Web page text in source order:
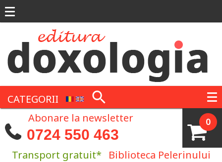
CATEGORII
0
Abonare la newsletter
0724 550 463
Transport gratuit* Biblioteca Pelerinului